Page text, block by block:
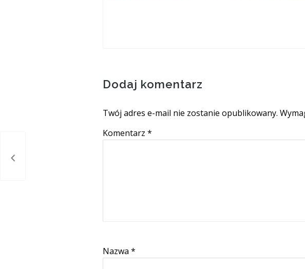
Dodaj komentarz
Twój adres e-mail nie zostanie opublikowany.
Komentarz *
Nazwa *